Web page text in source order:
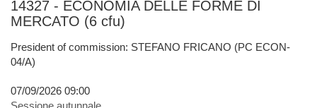
14327 - ECONOMIA DELLE FORME DI
MERCATO (6 cfu)
President of commission: STEFANO FRICANO (PC ECON-
04/A)
07/09/2026 09:00